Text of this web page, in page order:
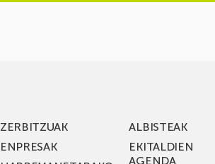
ZERBITZUAK
ENPRESAK
ALBISTEAK
EKITALDIEN
AGENDA